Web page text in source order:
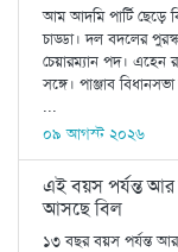
আম আদমি পার্টি ছেড়ে
চাড্ডা। দল বদলের
চেয়ারম্যান পদ। এহেন
সঙ্গে। পাঞ্জাব
...
০৯ আগস্ট ২০২৬
এই বয়স পর্যন্ত আর
আসছে বিল
১৩ বছর বয়স পর্যন্ত আর